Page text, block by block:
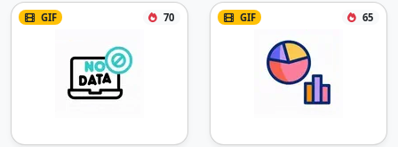
GIF 70 GIF 65